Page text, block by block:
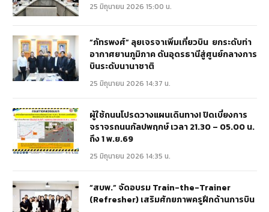
25 มิถุนายน 2026 15:00 น.
“ภัทรพงศ์” ลุยเจรจาเพิ่มเที่ยวบิน ยกระดับท่า
อากาศยานภูมิภาค ดันอุดรธานีสู่ศูนย์กลางการ
บินระดับนานาชาติ
25 มิถุนายน 2026 14:37 น.
ผู้ใช้ถนนโปรดวางแผนเดินทาง! ปิดเบี่ยงการ
จราจรถนนกัลปพฤกษ์ เวลา 21.30 – 05.00 น.
ถึง 1 พ.ย.69
25 มิถุนายน 2026 14:35 น.
“สบพ.” จัดอบรม Train-the-Trainer
(Refresher) เสริมศักยภาพครูฝึกด้านการบิน